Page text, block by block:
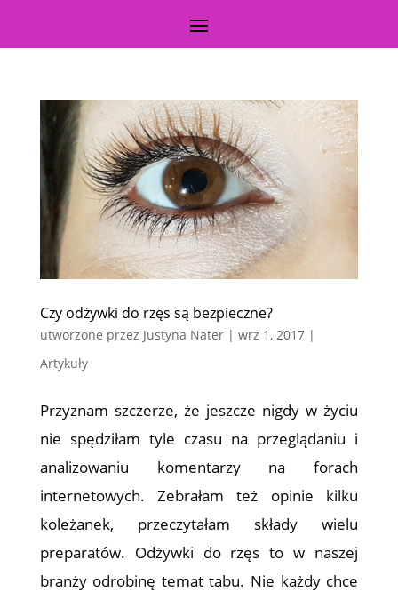
Czy odżywki do rzęs są bezpieczne?
utworzone przez Justyna Nater| wrz 1, 2017|
Artykuły
Przyznam szczerze, że jeszcze nigdy w życiu
nie spędziłam tyle czasu na przeglądaniu i
analizowaniu komentarzy na forach
internetowych. Zebrałam też opinie kilku
koleżanek, przeczytałam składy wielu
preparatów. Odżywki do rzęs to w naszej
branży odrobinę temat tabu. Nie każdy chce